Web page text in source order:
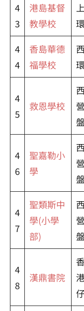
4
3
港島基督
教學校
上
環
4
4
香島華德
福學校
西
環
4
5
救恩學校
西
營
盤
4
6
聖嘉勒小
學
西
營
盤
4
7
聖類斯中
學(小學
部)
西
營
盤
4
8
漢鼎書院
香